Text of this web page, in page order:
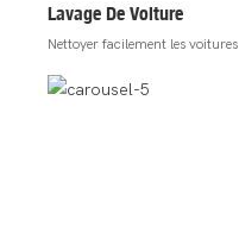
Lavage De Voiture
Nettoyer facilement les voitures